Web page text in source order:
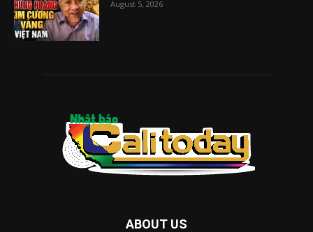
August 5, 2026
ABOUT US